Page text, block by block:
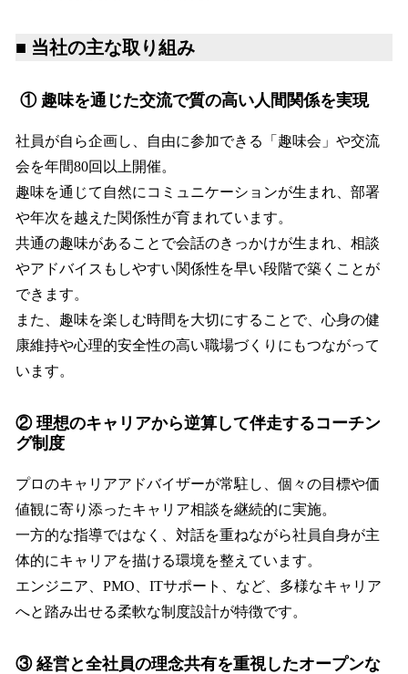
■ 当社の主な取り組み
① 趣味を通じた交流で質の高い人間関係を実現
社員が自ら企画し、自由に参加できる「趣味会」や交流
会を年間80回以上開催。
趣味を通じて自然にコミュニケーションが生まれ、部署
や年次を越えた関係性が育まれています。
共通の趣味があることで会話のきっかけが生まれ、相談
やアドバイスもしやすい関係性を早い段階で築くことが
できます。
また、趣味を楽しむ時間を大切にすることで、心身の健
康維持や心理的安全性の高い職場づくりにもつながって
います。
② 理想のキャリアから逆算して伴走するコーチン
グ制度
プロのキャリアアドバイザーが常駐し、個々の目標や価
値観に寄り添ったキャリア相談を継続的に実施。
一方的な指導ではなく、対話を重ねながら社員自身が主
体的にキャリアを描ける環境を整えています。
エンジニア、PMO、ITサポート、など、多様なキャリア
へと踏み出せる柔軟な制度設計が特徴です。
③ 経営と全社員の理念共有を重視したオープンな